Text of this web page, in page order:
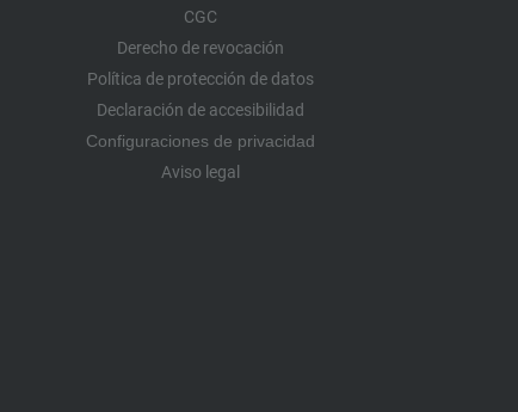
CGC
Derecho de revocación
Política de protección de datos
Declaración de accesibilidad
Configuraciones de privacidad
Aviso legal